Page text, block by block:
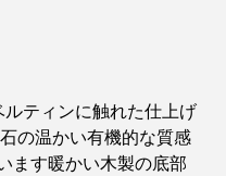
ティンに触れた仕上げ
の温かい有機的な質感
ます暖かい木製の底部